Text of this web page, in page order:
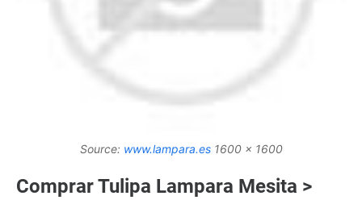
Source: www.lampara.es1600 x 1600
Comprar Tulipa Lampara Mesita >